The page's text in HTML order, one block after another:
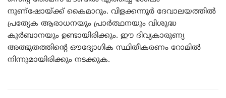
നുണ്ഷോയ്ക്ക് കൈമാറും. വിളക്കന്നൂർ ദേവാലയത്തിൽ
പ്രത്യേക ആരാധനയും പ്രാർത്ഥനയും വിശുദ്ധ
കുർബാനയും ഉണ്ടായിരിക്കും. ഈ ദിവ്യകാരുണ്യ
അത്ഭുതത്തിന്റെ ഔദ്യോഗിക സ്ഥിതീകരണം റോമിൽ
നിന്നുമായിരിക്കും നടക്കുക.